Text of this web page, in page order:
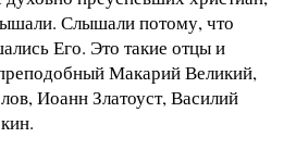
Слышали потому, что
Его. Это такие отцы и
Макарий Великий,
Иоанн Златоуст, Василий